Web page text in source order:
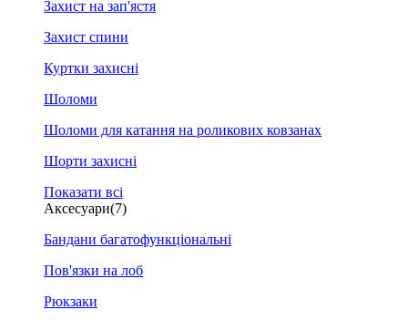
Захист на зап'ястя
Захист спини
Куртки захисні
Шоломи
Шоломи для катання на роликових ковзанах
Шорти захисні
Показати всі
Аксесуари(7)
Бандани багатофункціональні
Пов'язки на лоб
Рюкзаки